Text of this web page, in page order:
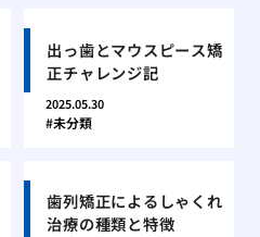
出っ歯とマウスピース矯
正チャレンジ記
2025.05.30
未分類
歯列矯正によるしゃくれ
治療の種類と特徴